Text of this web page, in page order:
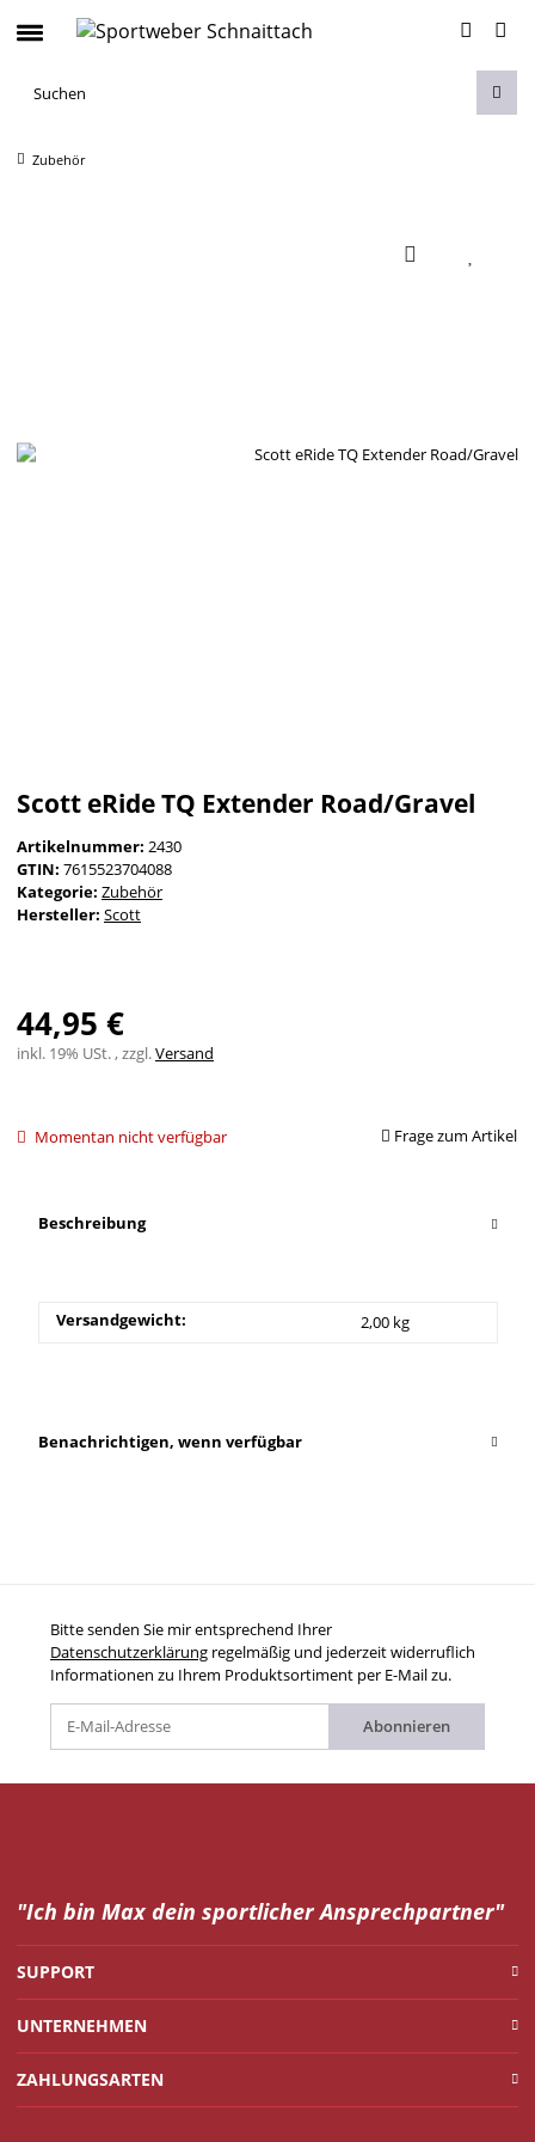
Zubehör
Scott eRide TQ Extender Road/Gravel
Artikelnummer: 2430
GTIN: 7615523704088
Kategorie: Zubehör
Hersteller: Scott
44,95 €
inkl. 19% USt. , zzgl.Versand
Momentan nicht verfügbar Frage zum Artikel
Beschreibung
Versandgewicht: 2,00 kg
Benachrichtigen, wenn verfügbar
Bitte senden Sie mir entsprechend Ihrer
Datenschutzerklärung regelmäßig und jederzeit widerruflich
Informationen zu Ihrem Produktsortiment per E-Mail zu.
Abonnieren
"Ich bin Max dein sportlicher Ansprechpartner"
SUPPORT
UNTERNEHMEN
ZAHLUNGSARTEN